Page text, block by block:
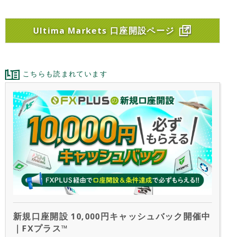
Ultima Markets 口座開設ページ
こちらも読まれています
新規口座開設 10,000円キャッシュバック開催中
｜FXプラス™